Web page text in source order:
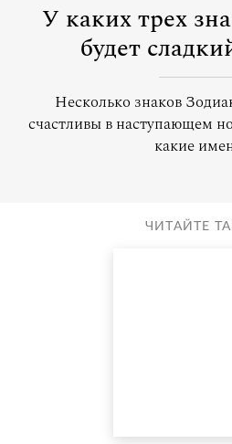
У каких трех
будет
Несколько знаков
счастливы в наступающем
какие
ЧИТАЙТЕ